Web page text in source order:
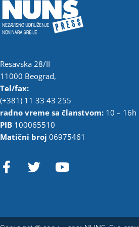
Resavska 28/II
11000 Beograd,
Tel/fax:
(+381) 11 33 43 255
radno vreme sa članstvom: 10 – 16h
PIB 100065510
Matični broj 06975461
F
a
b
T
t
Y
u